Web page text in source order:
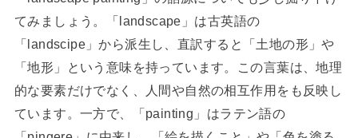
てみましょう。「landscape」は古英語の
「landscipe」から派生し、直訳すると「土地の形」や
「地形」という意味を持っています。この言葉は、地理
的な要素だけでなく、人間や自然の相互作用をも反映し
ています。一方で、「painting」はラテン語の